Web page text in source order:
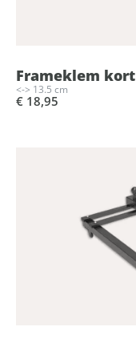
Frameklem kort
<-> 13.5 cm
€ 18,95